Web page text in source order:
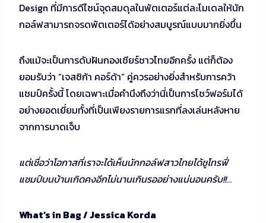
Design ที่มีการดีไซน์จุดสมดุลในพัตเตอร์แต่ละโมเดลให้นัก
กอล์ฟสามารถจรดพัตเตอร์ได้อย่างสมบูรณ์แบบมากยิ่งขึ้น
ถึงแม้จะเป็นการดับฝันกองเชียร์ชาวไทยอีกครั้ง แต่ก็ต้อง
ยอมรับว่า “เจสซิก้า คอร์ด้า” คู่ควรอย่างยิ่งสำหรับการคว้า
แชมป์ครั้งนี้ โดยเฉพาะเมื่อคำนึงถึงว่านี่เป็นการโชว์ฟอร์มได้
อย่างยอดเยี่ยมทั้งที่เป็นเพียงรายการแรกที่ลงเล่นหลังหาย
จากการบาดเจ็บ
แต่เชื่อว่าโอกาสที่เราจะได้เห็นนักกอล์ฟสาวไทยได้ชูโทรฟี่
แชมป์บนบ้านเกิดคงอีกไม่นานเกินรออย่างแน่นอนครับ!!…
What’s in Bag / Jessica Korda